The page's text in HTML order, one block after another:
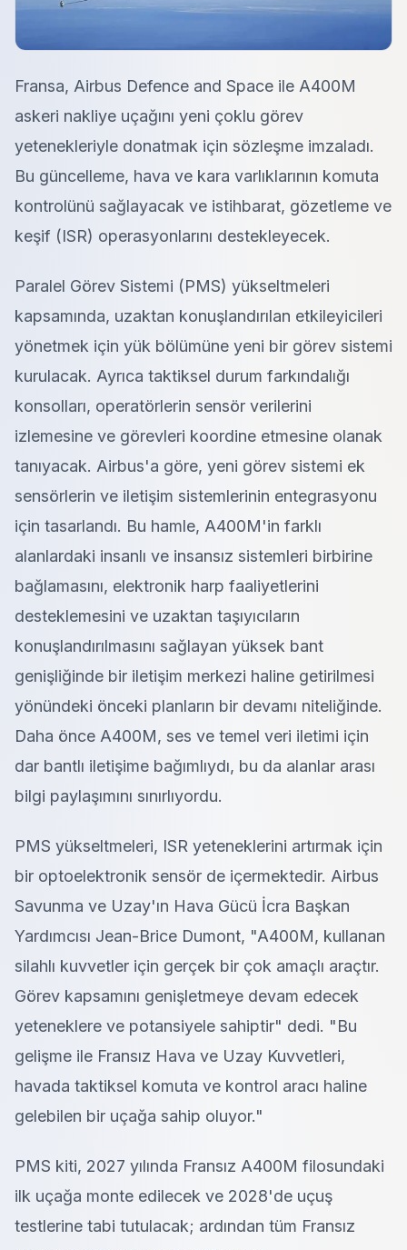
Fransa, Airbus Defence and Space ile A400M
askeri nakliye uçağını yeni çoklu görev
yetenekleriyle donatmak için sözleşme imzaladı.
Bu güncelleme, hava ve kara varlıklarının komuta
kontrolünü sağlayacak ve istihbarat, gözetleme ve
keşif (ISR) operasyonlarını destekleyecek.
Paralel Görev Sistemi (PMS) yükseltmeleri
kapsamında, uzaktan konuşlandırılan etkileyicileri
yönetmek için yük bölümüne yeni bir görev sistemi
kurulacak. Ayrıca taktiksel durum farkındalığı
konsolları, operatörlerin sensör verilerini
izlemesine ve görevleri koordine etmesine olanak
tanıyacak. Airbus'a göre, yeni görev sistemi ek
sensörlerin ve iletişim sistemlerinin entegrasyonu
için tasarlandı. Bu hamle, A400M'in farklı
alanlardaki insanlı ve insansız sistemleri birbirine
bağlamasını, elektronik harp faaliyetlerini
desteklemesini ve uzaktan taşıyıcıların
konuşlandırılmasını sağlayan yüksek bant
genişliğinde bir iletişim merkezi haline getirilmesi
yönündeki önceki planların bir devamı niteliğinde.
Daha önce A400M, ses ve temel veri iletimi için
dar bantlı iletişime bağımlıydı, bu da alanlar arası
bilgi paylaşımını sınırlıyordu.
PMS yükseltmeleri, ISR yeteneklerini artırmak için
bir optoelektronik sensör de içermektedir. Airbus
Savunma ve Uzay'ın Hava Gücü İcra Başkan
Yardımcısı Jean-Brice Dumont, "A400M, kullanan
silahlı kuvvetler için gerçek bir çok amaçlı araçtır.
Görev kapsamını genişletmeye devam edecek
yeteneklere ve potansiyele sahiptir" dedi. "Bu
gelişme ile Fransız Hava ve Uzay Kuvvetleri,
havada taktiksel komuta ve kontrol aracı haline
gelebilen bir uçağa sahip oluyor."
PMS kiti, 2027 yılında Fransız A400M filosundaki
ilk uçağa monte edilecek ve 2028'de uçuş
testlerine tabi tutulacak; ardından tüm Fransız